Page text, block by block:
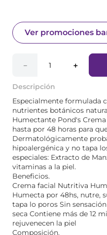
Ver promociones
＋
－
Descripción
Especialmente formulada
nutrientes botánicos
Humectante Pond's
hasta por 48 horas para
Dermatológicamente
hipoalergénica y no tapa
especiales: Extracto de
vitaminas a la piel.
Beneficios.
Crema facial Nutritiva
Humecta por 48hs, nutre,
tapa lo poros Sin
seca Contiene más de 12
rejuvenecen la piel
Composición.